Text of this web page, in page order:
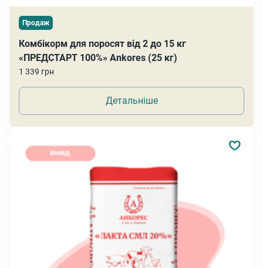
Продаж
Комбікорм для поросят від 2 до 15 кг
«ПРЕДСТАРТ 100%» Ankores (25 кг)
1 339 грн
Детальніше